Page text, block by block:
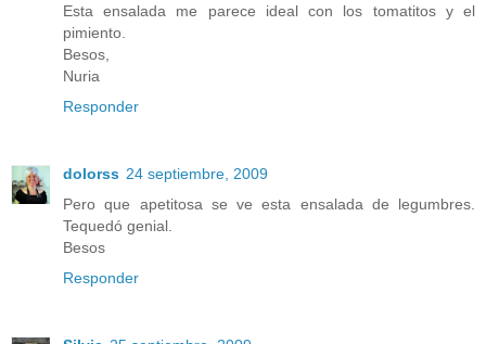
Esta ensalada me parece ideal con los tomatitos y el
pimiento.
Besos,
Nuria
Responder
dolorss 24 septiembre, 2009
Pero que apetitosa se ve esta ensalada de legumbres.
Tequedó genial.
Besos
Responder